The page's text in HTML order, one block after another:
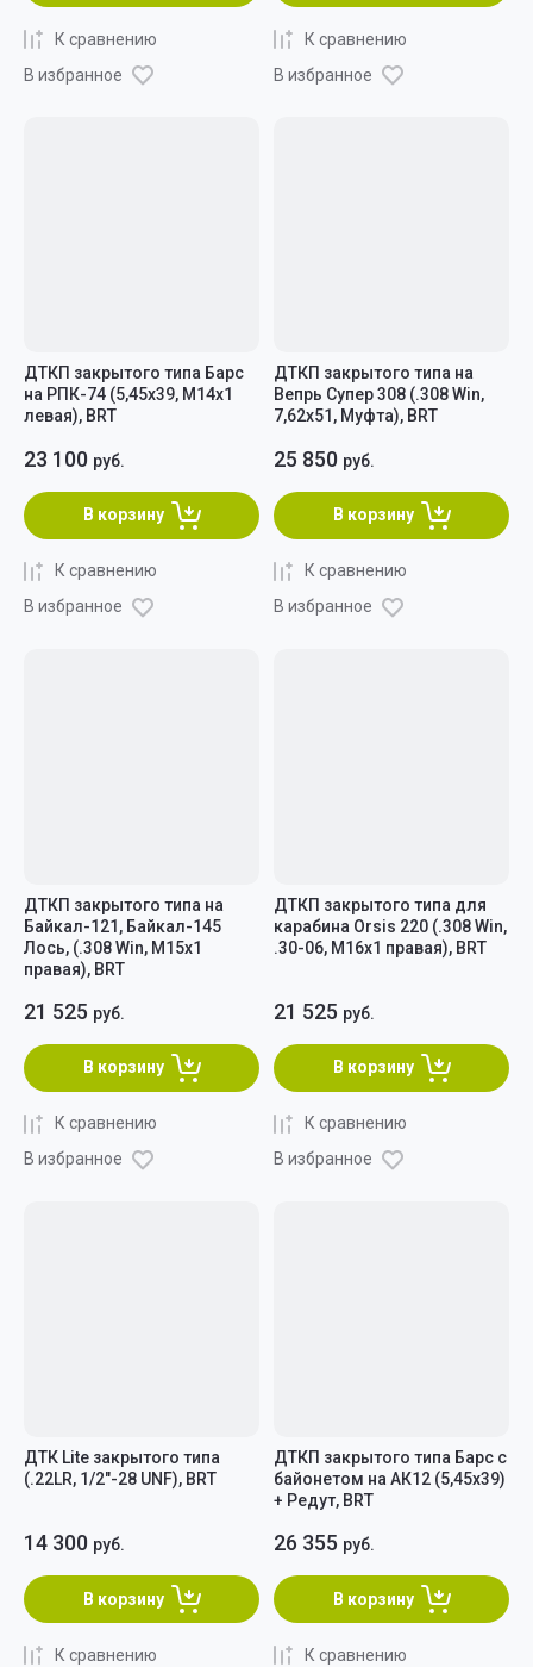
К сравнению
В избранное
К сравнению
В избранное
ДТКП закрытого типа Барс
на РПК-74 (5,45x39, М14х1
левая), BRT
23 100 руб.
В корзину
К сравнению
В избранное
ДТКП закрытого типа на
Вепрь Супер 308 (.308 Win,
7,62x51, Муфта), BRT
25 850 руб.
В корзину
К сравнению
В избранное
ДТКП закрытого типа на
Байкал-121, Байкал-145
Лось, (.308 Win, M15x1
правая), BRT
21 525 руб.
В корзину
К сравнению
В избранное
ДТКП закрытого типа для
карабина Orsis 220 (.308 Win,
.30-06, M16x1 правая), BRT
21 525 руб.
В корзину
К сравнению
В избранное
ДТК Lite закрытого типа
(.22LR, 1/2"-28 UNF), BRT
14 300 руб.
В корзину
К сравнению
ДТКП закрытого типа Барс c
байонетом на АК12 (5,45x39)
+ Редут, BRT
26 355 руб.
В корзину
К сравнению